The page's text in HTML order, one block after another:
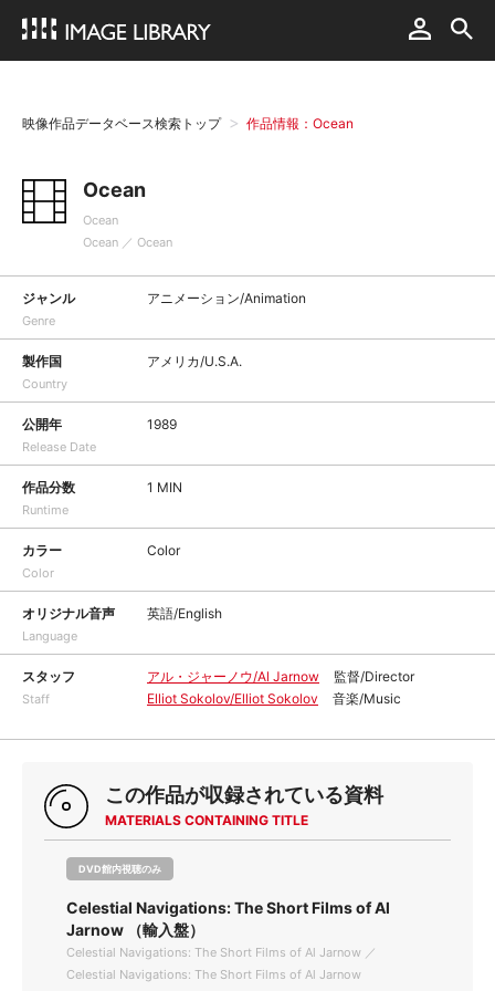
映像作品データベース検索トップ 作品情報：Ocean
Ocean
Ocean
Ocean ／ Ocean
ジャンル
Genre
アニメーション/Animation
製作国
Country
アメリカ/U.S.A.
公開年
Release Date
1989
作品分数
Runtime
1 MIN
カラー
Color
Color
オリジナル音声
Language
英語/English
スタッフ
Staff
アル・ジャーノウ/Al Jarnow
監督/Director
Elliot Sokolov/Elliot Sokolov
音楽/Music
この作品が収録されている資料
MATERIALS CONTAINING TITLE
DVD館内視聴のみ
Celestial Navigations: The Short Films of Al
Jarnow （輸入盤）
Celestial Navigations: The Short Films of Al Jarnow ／
Celestial Navigations: The Short Films of Al Jarnow